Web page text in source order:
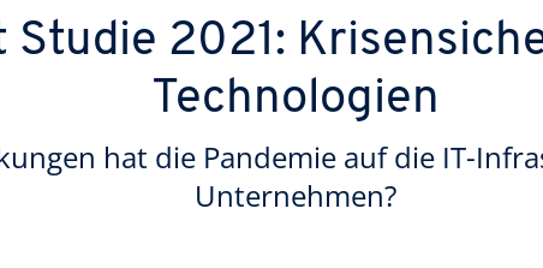
2021:
Technologien
hat die Pandemie auf die IT-
Unternehmen?